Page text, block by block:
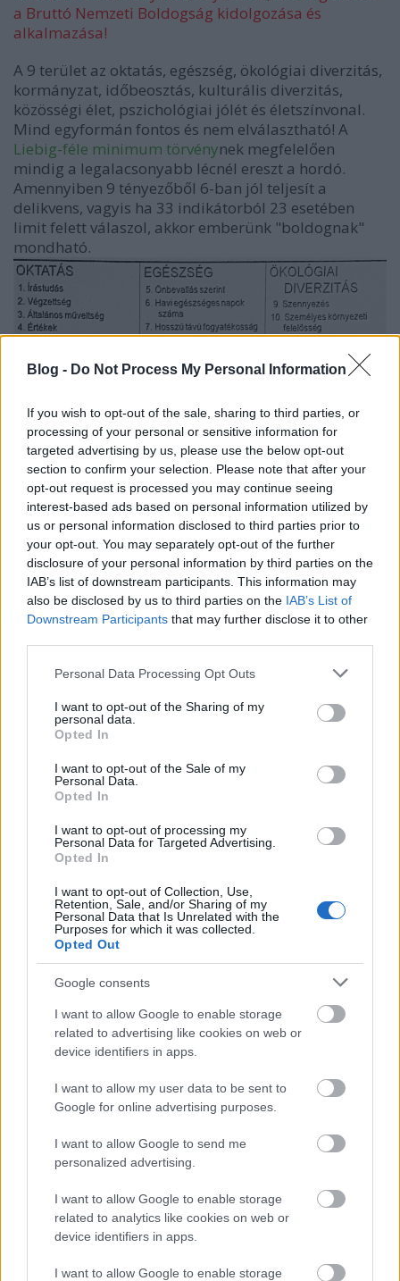
Blog - Do Not Process My Personal Information
If you wish to opt-out of the sale, sharing to third parties, or
processing of your personal or sensitive information for
targeted advertising by us, please use the below opt-out
section to confirm your selection. Please note that after your
opt-out request is processed you may continue seeing
interest-based ads based on personal information utilized by
us or personal information disclosed to third parties prior to
your opt-out. You may separately opt-out of the further
disclosure of your personal information by third parties on the
IAB’s list of downstream participants. This information may
also be disclosed by us to third parties on the IAB’s List of
Downstream Participants that may further disclose it to other
Please note that this website/app uses one or more Google
not limited to your visit or usage behaviour. You may click to
grant or deny consent to Google and its third-party tags to
use your data for below specified purposes in below Google
consent section.
Personal Data Processing Opt Outs
I want to opt-out of the Sharing of my
personal data.
Opted In
I want to opt-out of the Sale of my
Personal Data.
Opted In
I want to opt-out of processing my
Personal Data for Targeted Advertising.
Opted In
I want to opt-out of Collection, Use,
Retention, Sale, and/or Sharing of my
Personal Data that Is Unrelated with the
Purposes for which it was collected.
Opted Out
Google consents
I want to allow Google to enable storage
related to advertising like cookies on web or
device identifiers in apps.
I want to allow my user data to be sent to
Google for online advertising purposes.
I want to allow Google to send me
personalized advertising.
I want to allow Google to enable storage
related to analytics like cookies on web or
device identifiers in apps.
I want to allow Google to enable storage
a Bruttó Nemzeti Boldogság kidolgozása és
alkalmazása!
A 9 terület az oktatás, egészség, ökológiai diverzitás,
kormányzat, időbeosztás, kulturális diverzitás,
közösségi élet, pszichológiai jólét és életszínvonal.
Mind egyformán fontos és nem elválasztható! A
Liebig-féle minimum törvénynek megfelelően
mindig a legalacsonyabb lécnél ereszt a hordó.
Amennyiben 9 tényezőből 6-ban jól teljesít a
delikvens, vagyis ha 33 indikátorból 23 esetében
limit felett válaszol, akkor emberünk "boldognak"
mondható.
A Bruttó Nemzeti Boldogság Japánban
Japánban a 15 évesek 95%-a nem érzi jól magát és
nem érzi a helyét a világban. Rengeteg aNEET
oktatás vagy gyakorlás nélkül! És valahogy Japánban
sajnos az idősek még boldogtalanabbak, mint a
fiatalok! Ráadásul totálisan ateisták, egyáltalán alig
buddhisták, hébehóba néha egy kicsit
konfucionisták vagy sintoisták.
Európához közel és távol
Míg a keleti szemlélet szerint a test egészsége és a
lélek egészsége és ezek harmóniája a legfontosabb,
kereszténységben csupán a lélek egészségéről esik
pár szó. Ahogyan viszont a Japán társadalom "a
szégyenre épül", a nyugati legalább ugyanannyira
"a bűnre"! A szégyennek közismert a feldolgozási
módja: öngyilkosság. Vezető halálozási ok ez
Japánban. A zsidó-keresztény kultúrkörben a bűn
alól feloldozással lehet mentesülni. Ha fenti
adatokon és a tinédzserek hozzáállásán
megrémülünk, akkor érdemes nekünk magyaroknak
Japán a 95., míg Magyarország a 121.!
A buddhizmus fellegvára Japánban Kyotóban
található meg, az itteni egyetem munkatársai
kezdték el a bhutáni példán felbuzdulva átültetni a
Hogy többek között mi késztette a japánokat életük
radikális újragondolására, céljaik
újrafogalmazására és új lendület keresésére? A